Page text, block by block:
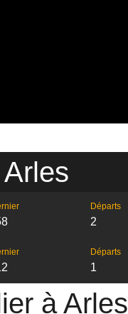
Départs
2
Départs
1
à Arles